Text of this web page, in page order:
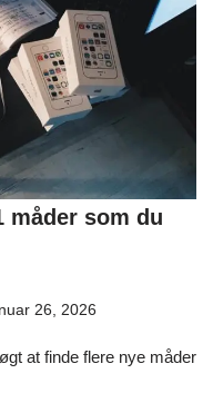
måder som du
26, 2026
at finde flere nye måder